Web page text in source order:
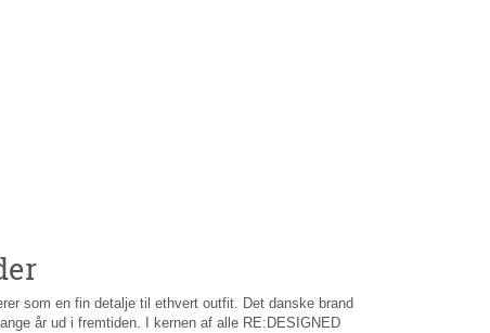
som en fin detalje til ethvert outfit. Det danske brand
år ud i fremtiden. I kernen af alle RE:DESIGNED